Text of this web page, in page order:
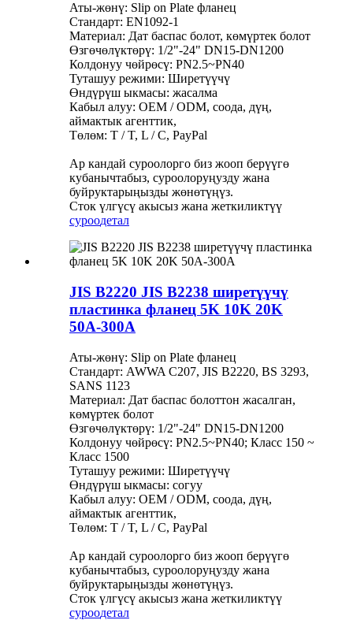
Аты-жөнү: Slip on Plate фланец
Стандарт: EN1092-1
Материал: Дат баспас болот, көмүртек болот
Өзгөчөлүктөрү: 1/2"-24" DN15-DN1200
Колдонуу чөйрөсү: PN2.5~PN40
Туташуу режими: Ширетүүчү
Өндүрүш ыкмасы: жасалма
Кабыл алуу: OEM / ODM, соода, дүң,
аймактык агенттик,
Төлөм: T / T, L / C, PayPal
Ар кандай суроолорго биз жооп берүүгө
кубанычтабыз, суроолоруңузду жана
буйруктарыңызды жөнөтүңүз.
Сток үлгүсү акысыз жана жеткиликтүү
суроодетал
JIS B2220 JIS B2238 ширетүүчү
пластинка фланец 5K 10K 20K
50A-300A
Аты-жөнү: Slip on Plate фланец
Стандарт: AWWA C207, JIS B2220, BS 3293,
SANS 1123
Материал: Дат баспас болоттон жасалган,
көмүртек болот
Өзгөчөлүктөрү: 1/2"-24" DN15-DN1200
Колдонуу чөйрөсү: PN2.5~PN40; Класс 150 ~
Класс 1500
Туташуу режими: Ширетүүчү
Өндүрүш ыкмасы: согуу
Кабыл алуу: OEM / ODM, соода, дүң,
аймактык агенттик,
Төлөм: T / T, L / C, PayPal
Ар кандай суроолорго биз жооп берүүгө
кубанычтабыз, суроолоруңузду жана
буйруктарыңызды жөнөтүңүз.
Сток үлгүсү акысыз жана жеткиликтүү
суроодетал